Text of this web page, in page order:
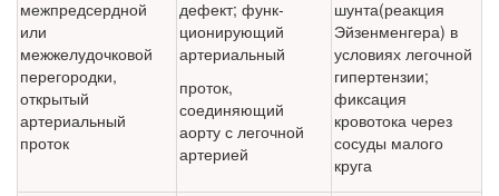
межпредсердной
или
межжелудочковой
перегородки,
открытый
артериальный
проток
дефект; функ­
ционирующий
артериальный
проток,
соединяющий
аорту с легочной
артерией
шунта(реакция
Эйзенменгера) в
условиях легочной
гипертензии;
фиксация
кровотока через
сосуды малого
круга